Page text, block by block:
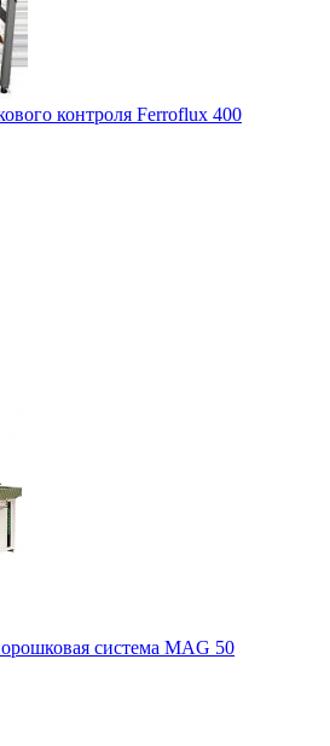
контроля Ferroflux 400
система MAG 50